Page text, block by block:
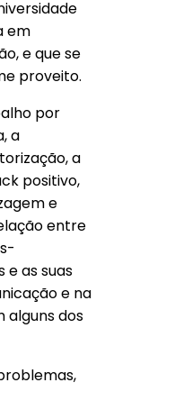
em
e que se
proveito.
por
a
a
positivo,
e
entre
e as suas
e na
alguns dos